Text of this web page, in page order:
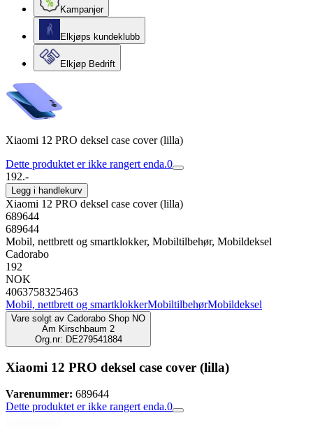
Kampanjer
Elkjøps kundeklubb
Elkjøp Bedrift
Xiaomi 12 PRO deksel case cover (lilla)
Dette produktet er ikke rangert enda.0
192.-
Legg i handlekurv
Xiaomi 12 PRO deksel case cover (lilla)
689644
689644
Mobil, nettbrett og smartklokker, Mobiltilbehør, Mobildeksel
Cadorabo
192
NOK
4063758325463
Mobil, nettbrett og smartklokkerMobiltilbehørMobildeksel
Vare solgt av Cadorabo Shop NO
Am Kirschbaum 2
Org.nr: DE279541884
Xiaomi 12 PRO deksel case cover (lilla)
Varenummer: 689644
Dette produktet er ikke rangert enda.0